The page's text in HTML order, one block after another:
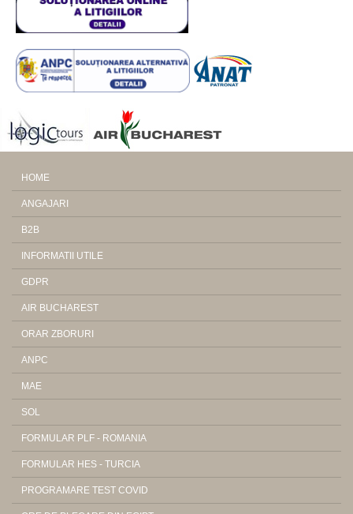
HOME
ANGAJARI
B2B
INFORMATII UTILE
GDPR
AIR BUCHAREST
ORAR ZBORURI
ANPC
MAE
SOL
FORMULAR PLF - ROMANIA
FORMULAR HES - TURCIA
PROGRAMARE TEST COVID